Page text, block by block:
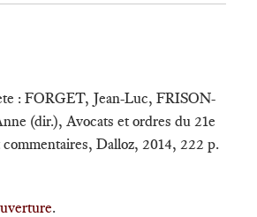
: FORGET, Jean-Luc, FRISON-
(dir.), Avocats et ordres du 21e
Dalloz, 2014, 222 p.
.